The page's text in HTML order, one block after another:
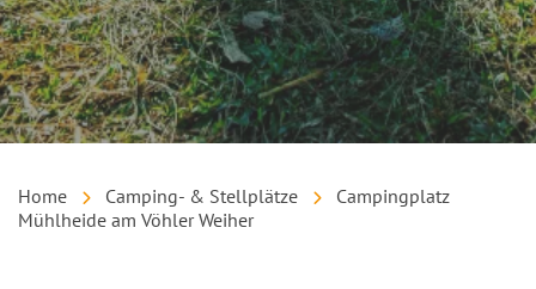
Home Camping- & Stellplätze
Campingplatz
Mühlheide am Vöhler Weiher